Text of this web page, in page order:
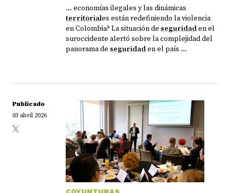
... economías ilegales y las dinámicas
territoriales están redefiniendo la violencia
en Colombia? La situación de seguridaden el
suroccidente alertó sobre la complejidad del
panorama de seguridaden el país ...
Publicado
03 abril 2026